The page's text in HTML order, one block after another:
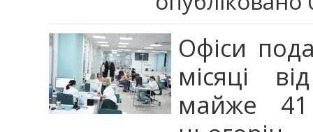
Офіси
місяці
майже 41